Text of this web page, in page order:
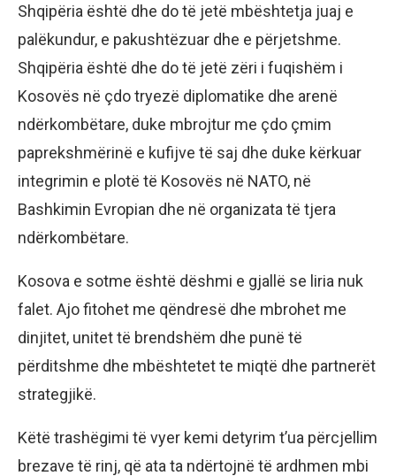
Shqipëria është dhe do të jetë mbështetja juaj e
palëkundur, e pakushtëzuar dhe e përjetshme.
Shqipëria është dhe do të jetë zëri i fuqishëm i
Kosovës në çdo tryezë diplomatike dhe arenë
ndërkombëtare, duke mbrojtur me çdo çmim
paprekshmërinë e kufijve të saj dhe duke kërkuar
integrimin e plotë të Kosovës në NATO, në
Bashkimin Evropian dhe në organizata të tjera
ndërkombëtare.
Kosova e sotme është dëshmi e gjallë se liria nuk
falet. Ajo fitohet me qëndresë dhe mbrohet me
dinjitet, unitet të brendshëm dhe punë të
përditshme dhe mbështetet te miqtë dhe partnerët
strategjikë.
Këtë trashëgimi të vyer kemi detyrim t’ua përcjellim
brezave të rinj, që ata ta ndërtojnë të ardhmen mbi